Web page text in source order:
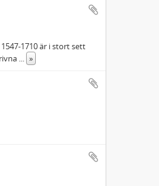
1710 är i stort sett
»